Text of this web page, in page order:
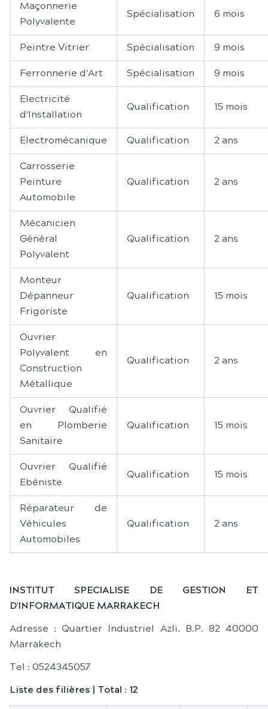
Maçonnerie
Polyvalente
Spécialisation 6 mois
Peintre Vitrier Spécialisation 9 mois
Ferronnerie d'Art Spécialisation 9 mois
Electricité
d'Installation
Qualification 15 mois
Electromécanique Qualification 2 ans
Carrosserie
Peinture
Automobile
Qualification 2 ans
Mécanicien
Général
Polyvalent
Qualification 2 ans
Monteur
Dépanneur
Frigoriste
Qualification 15 mois
Ouvrier
Polyvalent en
Construction
Métallique
Qualification 2 ans
Ouvrier Qualifié
en Plomberie
Sanitaire
Qualification 15 mois
Ouvrier Qualifié
Ebéniste
Qualification 15 mois
Réparateur de
Véhicules
Automobiles
Qualification 2 ans
INSTITUT SPECIALISE DE GESTION ET
D'INFORMATIQUE MARRAKECH
Adresse : Quartier Industriel Azli. B.P. 82 40000
Marrakech
Tel : 0524345057
Liste des filières | Total : 12